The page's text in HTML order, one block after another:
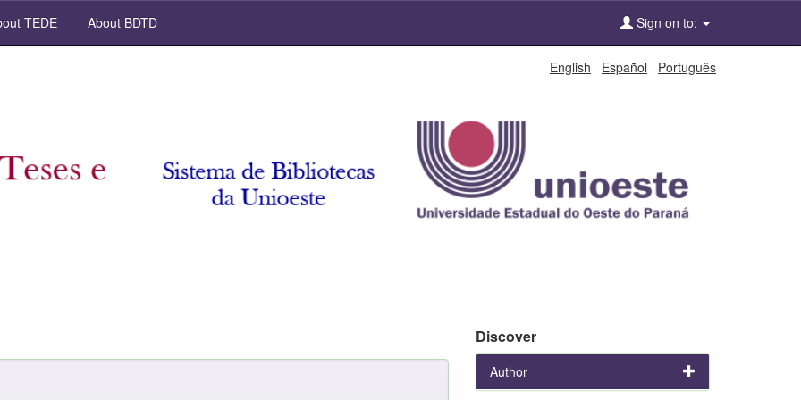
TEDE About BDTD Sign on to:
English Español Português
Discover
Author